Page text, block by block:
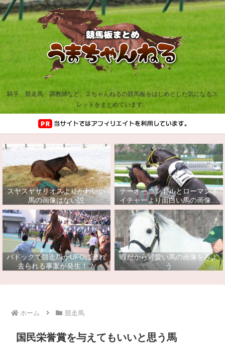
騎手、競走馬、調教師など、２ちゃんねるの競馬板をはじめとした気になるス
レッドをまとめています。
スヤスヤサリオスよりかわいい
馬の画像はない説
テーオーコンドルとローマンネ
イチャーより面白い馬の画像っ
てあるの？
パドックで競走馬がUFOに連れ
去られる事案が発生！？
暇だから可愛い馬の画像をみよ
う
ホーム 競走馬
国民栄誉賞を与えてもいいと思う馬